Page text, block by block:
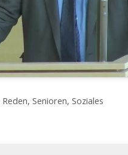
Reden, Senioren, Soziales